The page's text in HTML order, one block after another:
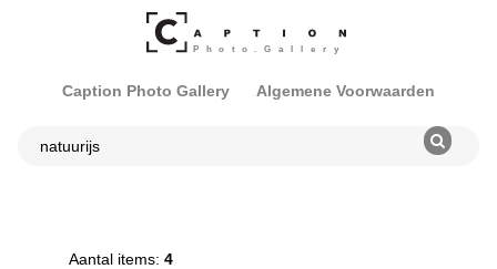
Caption Photo Gallery Algemene Voorwaarden
Aantal items: 4